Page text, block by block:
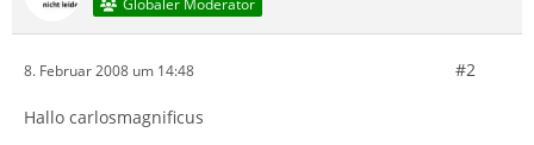
Globaler Moderator
8. Februar 2008 um 14:48 #2
Hallo carlosmagnificus